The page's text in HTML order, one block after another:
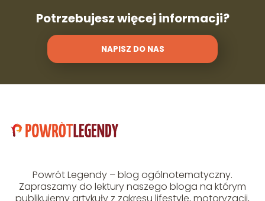
Potrzebujesz więcej informacji?
NAPISZ DO NAS
Powrót Legendy – blog ogólnotematyczny.
Zapraszamy do lektury naszego bloga na którym
publikujemy artykuły z zakresu lifestyle, motoryzacji,